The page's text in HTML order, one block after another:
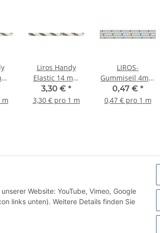
Website: YouTube, Vimeo, Google
links unten). Weitere Details finden Sie
m
Liros Handy
Elastic 14 mm
weiss-schwarz-
rot
3,30 € *
3,30 € pro 1 m
LIROS-
Gummiseil 4mm
weiss
0,47 € *
0,47 € pro 1 m